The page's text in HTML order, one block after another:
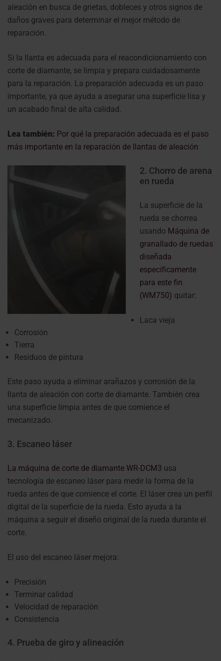
aleación en busca de grietas, dobleces y otros signos de
daños graves para determinar el mejor método de
reparación.
Si la llanta es adecuada para el reacondicionamiento con
corte de diamante, se limpia y prepara cuidadosamente
para la reparación. La preparación adecuada es un paso
importante, ya que ayuda a asegurar una superficie lisa y
un acabado final de alta calidad.
Lea también: Por qué la preparación adecuada es el paso
más importante en la reparación de llantas de aleación
2. Chorro de arena
en rueda
La superficie de la
rueda se chorrea
usando Máquina de
granallado de ruedas
diseñada
específicamente
para este fin
(WM750) quitar:
Laca vieja
Corrosión
Tierra
Residuos de pintura
Este paso ayuda a eliminar arañazos y corrosión de la
llanta de aleación con corte de diamante. También crea
una superficie limpia antes de que comience el
mecanizado.
3. Escaneo láser
La máquina de corte de diamante WR-DCM3 usa
tecnología de escaneo láser para medir la forma de la
rueda antes de que comience el corte. El láser crea un perfil
digital de la superficie de la rueda. Esto ayuda a la
máquina a seguir el diseño original de la rueda durante el
corte.
El uso del escaneo láser mejora:
Precisión
Terminar calidad
Velocidad de reparación
Consistencia
4. Prueba de giro y alineación